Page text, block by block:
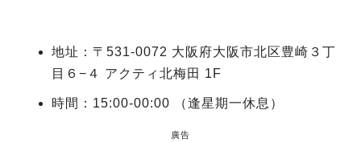
地址：〒531-0072 大阪府大阪市北区豊崎３丁
目６−４ アクティ北梅田 1F
時間：15:00-00:00 （逢星期一休息）
廣告